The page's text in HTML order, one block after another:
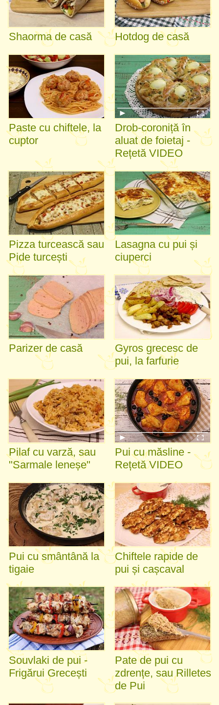
Shaorma de casă Hotdog de casă
Paste cu chiftele, la
cuptor
Drob-coroniță în
aluat de foietaj -
Rețetă VIDEO
Pizza turcească sau
Pide turcești
Lasagna cu pui și
ciuperci
Parizer de casă
Gyros grecesc de
pui, la farfurie
Pilaf cu varză, sau
"Sarmale leneșe"
Pui cu măsline -
Rețetă VIDEO
Pui cu smântână la
tigaie
Chiftele rapide de
pui și cașcaval
Souvlaki de pui -
Frigărui Grecești
Pate de pui cu
zdrențe, sau Rilletes
de Pui